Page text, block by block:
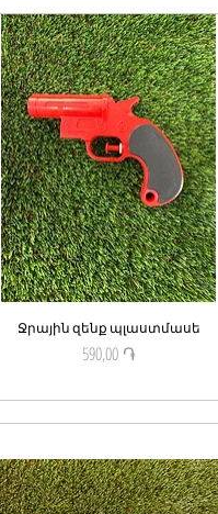
Quick View
Ջրային զենք պլաստմասե
Price
590,00 ֏